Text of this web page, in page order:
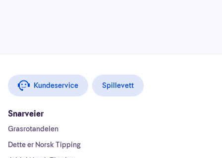
Kundeservice Spillevett
Snarveier
Grasrotandelen
Dette er Norsk Tipping